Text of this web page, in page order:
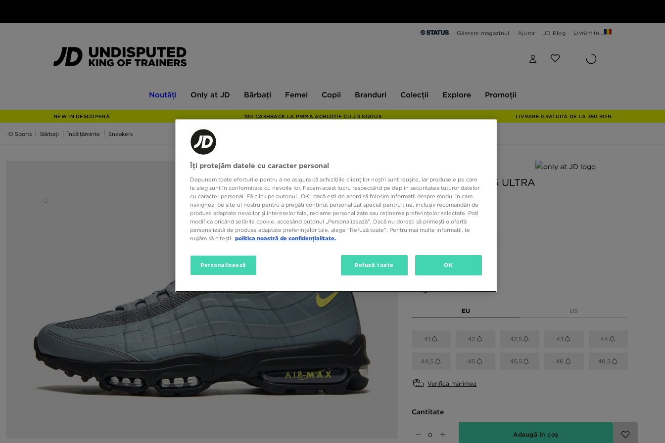
Găsește magazinul Ajutor JD Blog Livrăm în...
Noutăți
JD
Only at JD Bărbați Femei Copii Branduri Colecții Explore Promoții
NEW IN DESCOPERĂ 10% CASHBACK LA PRIMA ACHIZIȚIE CU JD STATUS LIVRARE GRATUITĂ DE LA 350 RON
JD Sports Bărbați Încălțăminte Sneakers
NIKE AIR MAX 95 ULTRA
419,99 RON
Culori disponibile
Alege mărimea
EU US
41 42 42,5 43 44
44,5 45 45,5 46 48,5
Verifică mărimea
Cantitate
Adaugă în coș
Îți protejăm datele cu caracter personal
Depunem toate eforturile pentru a ne asigura că achizițiile clienților noștri sunt reușite, iar produsele pe care
le aleg sunt în conformitate cu nevoile lor. Facem acest lucru respectând pe deplin securitatea tuturor datelor
cu caracter personal. Fă click pe butonul „OK” dacă ești de acord să folosim informații despre modul în care
navighezi pe site-ul nostru pentru a pregăti conținut personalizat special pentru tine, inclusiv recomandări de
produse adaptate nevoilor și intereselor tale, reclame personalizate sau reținerea preferințelor selectate. Poți
modifica oricând setările cookie, accesând butonul „Personalizează”. Dacă nu dorești să primești o ofertă
personalizată de produse adaptate preferințelor tale, alege "Refuză toate". Pentru mai multe informații, te
rugăm să citești
politica noastră de confidențialitate.
Personalizează Refuză toate OK